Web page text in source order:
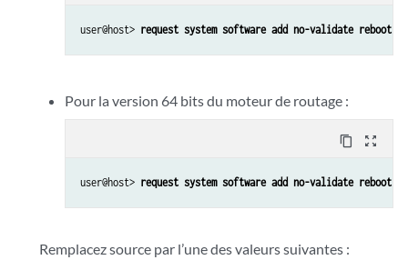
user@host> request system software add no-validate reboot
Pour la version 64 bits du moteur de routage :
content_copy zoom_out_map
user@host> request system software add no-validate reboot
Remplacez source par l’une des valeurs suivantes :